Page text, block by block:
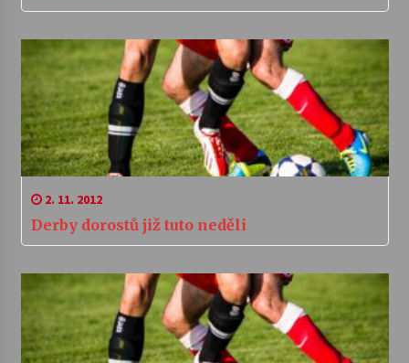
2. 11. 2012
Derby dorostů již tuto neděli